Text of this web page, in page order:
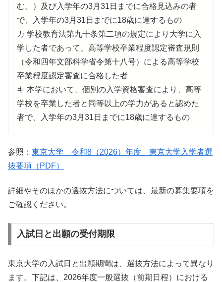
む。）及び入学年の3月31日までに合格見込みの者
で、入学年の3月31日までに18歳に達するもの
カ 学校教育法第九十条第二項の規定により大学に入
学した者であって、高等学校卒業程度認定審査規則
（令和四年文部科学省令第十八号）による高等学校
卒業程度認定審査に合格した者
キ 本学において、個別の入学資格審査により、高等
学校を卒業した者と同等以上の学力があると認めた
者で、入学年の3月31日までに18歳に達するもの
参照： 東京大学 令和8（2026）年度 東京大学入学者選
抜要項（PDF）
詳細やそのほかの選抜方法については、最新の募集要項を
ご確認ください。
入試日と出願の受付期限
東京大学の入試日と出願期間は、選抜方法によって異なり
ます。下記は、2026年度一般選抜（前期日程）における